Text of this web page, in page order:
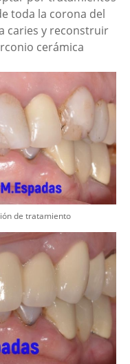
toda la corona del
caries y reconstruir
cerámica
de tratamiento